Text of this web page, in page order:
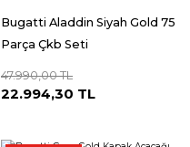
Bugatti Aladdin Siyah Gold 75
Parça Çkb Seti
47.990,00 TL
22.994,30 TL